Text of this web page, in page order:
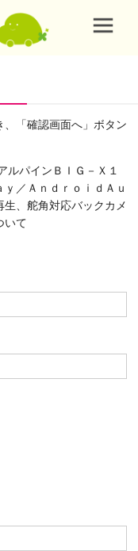
、「確認画面へ」ボタン
ルパインＢＩＧ－Ｘ１
／ＡｎｄｒｏｉｄＡｕ
生、舵角対応バックカメ
いて